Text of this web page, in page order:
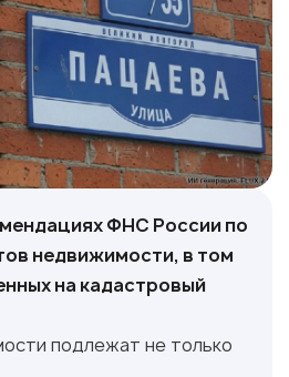
ФНС России по
недвижимости, в том
на кадастровый
подлежат не только